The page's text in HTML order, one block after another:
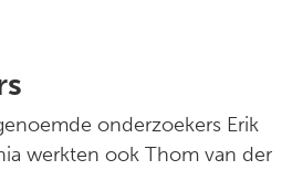
onderzoekers Erik
werkten ook Thom van der